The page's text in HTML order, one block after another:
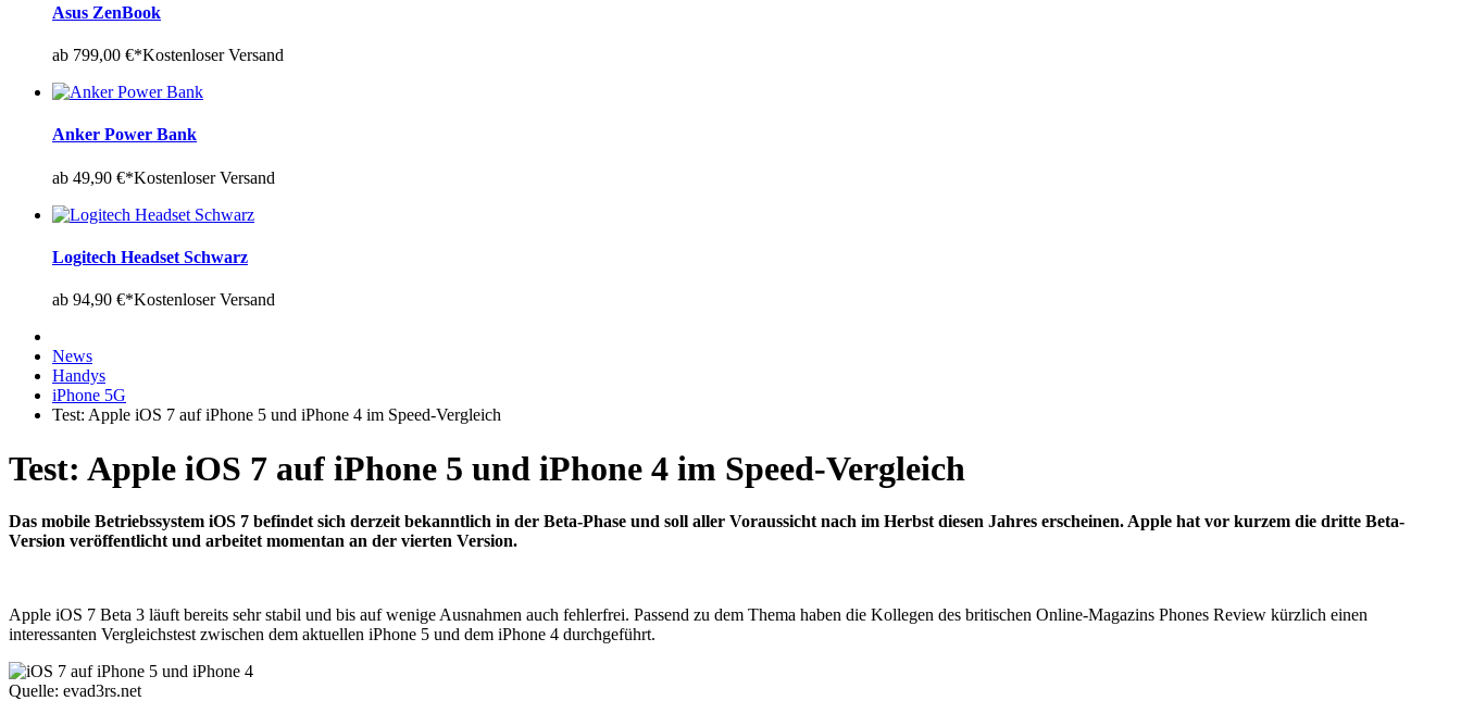
Asus ZenBook
ab 799,00 €*Kostenloser Versand
Anker Power Bank
ab 49,90 €*Kostenloser Versand
Logitech Headset Schwarz
ab 94,90 €*Kostenloser Versand
News
Handys
iPhone 5G
Test: Apple iOS 7 auf iPhone 5 und iPhone 4 im Speed-Vergleich
Test: Apple iOS 7 auf iPhone 5 und iPhone 4 im Speed-Vergleich
Das mobile Betriebssystem iOS 7 befindet sich derzeit bekanntlich in der Beta-Phase und soll aller Voraussicht nach im Herbst diesen Jahres erscheinen. Apple hat vor kurzem die dritte Beta-
Version veröffentlicht und arbeitet momentan an der vierten Version.
Apple iOS 7 Beta 3 läuft bereits sehr stabil und bis auf wenige Ausnahmen auch fehlerfrei. Passend zu dem Thema haben die Kollegen des britischen Online-Magazins Phones Review kürzlich einen
interessanten Vergleichstest zwischen dem aktuellen iPhone 5 und dem iPhone 4 durchgeführt.
Quelle: evad3rs.net